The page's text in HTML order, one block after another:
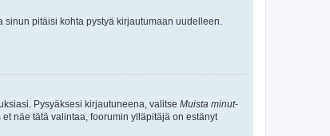
sinun pitäisi kohta pystyä kirjautumaan uudelleen.
Pysyäksesi kirjautuneena, valitse Muista minut-
näe tätä valintaa, foorumin ylläpitäjä on estänyt